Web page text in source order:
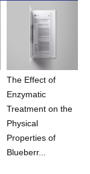
The Effect of
Enzymatic
Treatment on the
Physical
Properties of
Blueberr...